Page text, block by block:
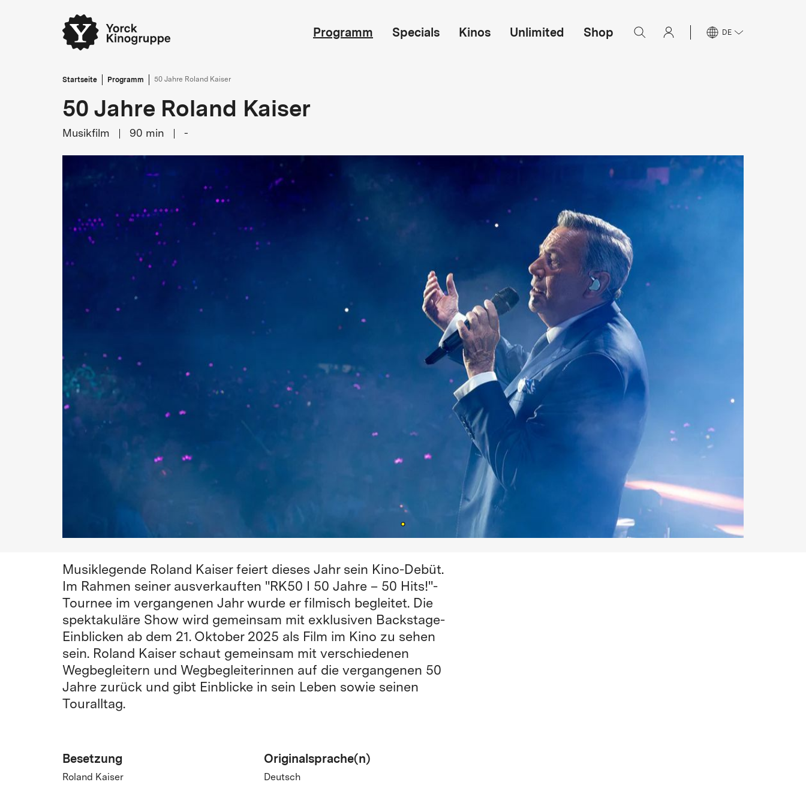
Programm Specials Kinos Unlimited Shop DE
Startseite Programm 50 Jahre Roland Kaiser
50 Jahre Roland Kaiser
Musikfilm 90 min -
Musiklegende Roland Kaiser feiert dieses Jahr sein Kino-Debüt.
Im Rahmen seiner ausverkauften "RK50 I 50 Jahre – 50 Hits!"-
Tournee im vergangenen Jahr wurde er filmisch begleitet. Die
spektakuläre Show wird gemeinsam mit exklusiven Backstage-
Einblicken ab dem 21. Oktober 2025 als Film im Kino zu sehen
sein. Roland Kaiser schaut gemeinsam mit verschiedenen
Wegbegleitern und Wegbegleiterinnen auf die vergangenen 50
Jahre zurück und gibt Einblicke in sein Leben sowie seinen
Touralltag.
Besetzung
Roland Kaiser
Originalsprache(n)
Deutsch